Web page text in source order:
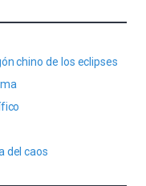
chino de los eclipses
del caos